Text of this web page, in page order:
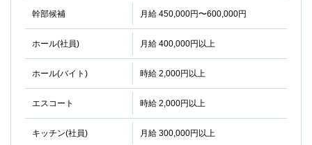
幹部候補 月給 450,000円〜600,000円
ホール(社員) 月給 400,000円以上
ホール(バイト) 時給 2,000円以上
エスコート 時給 2,000円以上
キッチン(社員) 月給 300,000円以上
所沢
熊谷
獨協大学前＜草加松原＞ 北浦和（西口）
春日部
川口
船橋
津田沼
成田
千葉